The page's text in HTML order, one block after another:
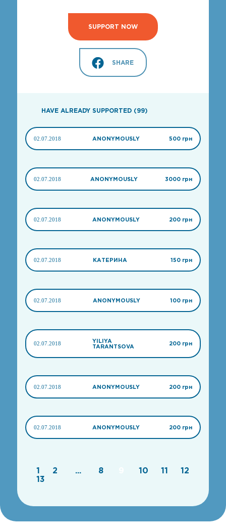
SUPPORT NOW
SHARE
HAVE ALREADY SUPPORTED (99)
02.07.2018 ANONYMOUSLY 500 грн
02.07.2018 ANONYMOUSLY 3000 грн
02.07.2018 ANONYMOUSLY 200 грн
02.07.2018 КАТЕРИНА 150 грн
02.07.2018 ANONYMOUSLY 100 грн
02.07.2018
YILIYA
TARANTSOVA
200 грн
02.07.2018 ANONYMOUSLY 200 грн
02.07.2018 ANONYMOUSLY 200 грн
1 2 ... 8 10 11
12
13